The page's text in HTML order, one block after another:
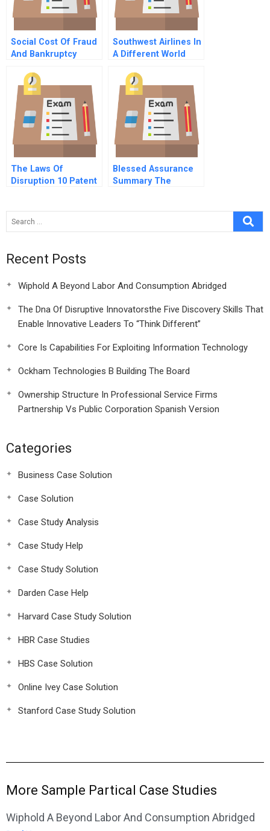
Social Cost Of Fraud
And Bankruptcy
Southwest Airlines In
A Different World
The Laws Of
Disruption 10 Patent
Lubricants
Blessed Assurance
Summary The
Recent Posts
Wiphold A Beyond Labor And Consumption Abridged
The Dna Of Disruptive Innovatorsthe Five Discovery Skills That
Enable Innovative Leaders To “Think Different”
Core Is Capabilities For Exploiting Information Technology
Ockham Technologies B Building The Board
Ownership Structure In Professional Service Firms
Partnership Vs Public Corporation Spanish Version
Categories
Business Case Solution
Case Solution
Case Study Analysis
Case Study Help
Case Study Solution
Darden Case Help
Harvard Case Study Solution
HBR Case Studies
HBS Case Solution
Online Ivey Case Solution
Stanford Case Study Solution
More Sample Partical Case Studies
Wiphold A Beyond Labor And Consumption Abridged